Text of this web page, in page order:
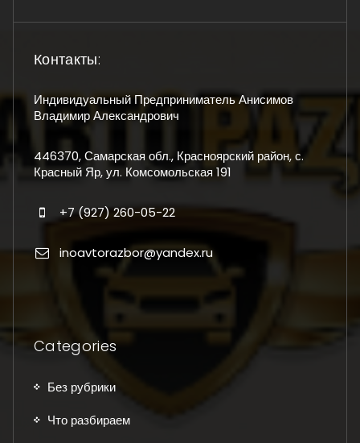
Контакты:
Индивидуальный Предприниматель Анисимов
Владимир Александрович
446370, Самарская обл., Красноярский район, с.
Красный Яр, ул. Комсомольская 191
+7 (927) 260-05-22
inoavtorazbor@yandex.ru
Categories
Без рубрики
Что разбираем